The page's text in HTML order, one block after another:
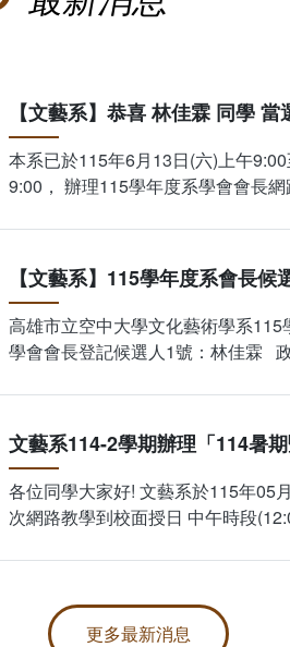
【文藝系】恭喜 林佳霖 同學
本系已於115年6月13日(六)上午
9:00， 辦理115學年度系學會會長
【文藝系】115學年度系會長候
高雄市立空中大學文化藝術學系
學會會長登記候選人1號：林佳霖
各位同學大家好! 文藝系於115年05
次網路教學到校面授日 中午時段
更多最新消息